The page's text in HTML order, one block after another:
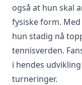
også at hun skal
fysiske form.
hun stadig nå
tennisverden.
i hendes
turneringer.